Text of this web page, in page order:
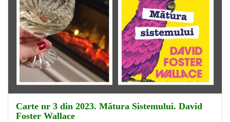
Carte nr 3 din 2023. Mătura Sistemului. David
Foster Wallace